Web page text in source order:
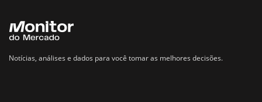
Notícias, análises e dados para você tomar as melhores decisões.